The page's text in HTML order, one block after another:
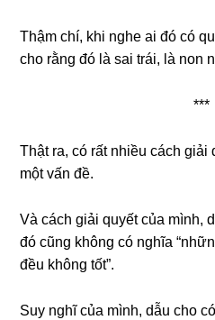
Thậm chí, khi nghe ai đó có
cho rằng đó là sai trái, là non
***
Thật ra, có rất nhiều cách giải
một vấn đề.
Và cách giải quyết của mình,
đó cũng không có nghĩa
đều không tốt”.
Suy nghĩ của mình, dẫu cho